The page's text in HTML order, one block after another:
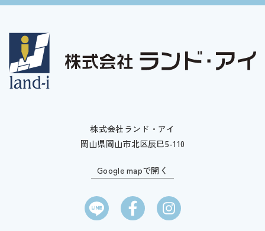
株式会社ランド・アイ
岡山県岡山市北区辰巳5-110
Google mapで開く